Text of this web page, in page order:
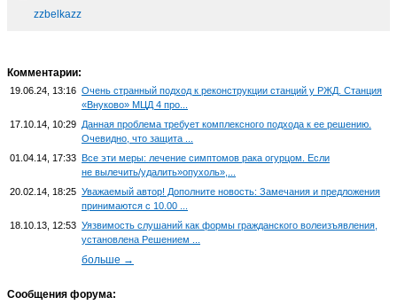
zzbelkazz
Комментарии:
19.06.24, 13:16 Очень странный подход к реконструкции станций у РЖД. Станция
«Внуково» МЦД 4 про...
17.10.14, 10:29 Данная проблема требует комплексного подхода к ее решению.
Очевидно, что защита ...
01.04.14, 17:33 Все эти меры: лечение симптомов рака огурцом. Если
не вылечить/удалить»опухоль»,...
20.02.14, 18:25 Уважаемый автор! Дополните новость: Замечания и предложения
принимаются с 10.00 ...
18.10.13, 12:53 Уязвимость слушаний как формы гражданского волеизъявления,
установлена Решением ...
больше →
Сообщения форума: